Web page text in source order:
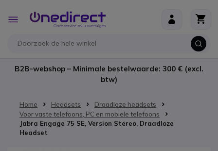
Toggle
Nav
B2B-webshop – Minimale bestelwaarde: 300 € (excl.
btw)
Home Headsets
Draadloze headsets
Voor vaste telefoons, PC en mobiele telefoons
Jabra Engage 75 SE, Version Stereo, Draadloze
Headset